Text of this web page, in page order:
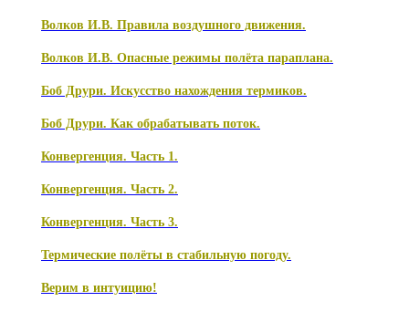
Волков И.В. Правила воздушного движения.
Волков И.В. Опасные режимы полёта параплана.
Боб Друри. Искусство нахождения термиков.
Боб Друри. Как обрабатывать поток.
Конвергенция. Часть 1.
Конвергенция. Часть 2.
Конвергенция. Часть 3.
Термические полёты в стабильную погоду.
Верим в интуицию!